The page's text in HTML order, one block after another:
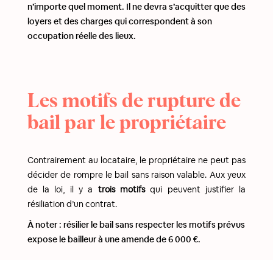
n’importe quel moment. Il ne devra s’acquitter que des
loyers et des charges qui correspondent à son
occupation réelle des lieux.
Les motifs de rupture de
bail par le propriétaire
Contrairement au locataire, le propriétaire ne peut pas
décider de rompre le bail sans raison valable. Aux yeux
de la loi, il y a trois motifsqui peuvent justifier la
résiliation d’un contrat.
À noter : résilier le bail sans respecter les motifs prévus
expose le bailleur à une amende de 6 000 €.